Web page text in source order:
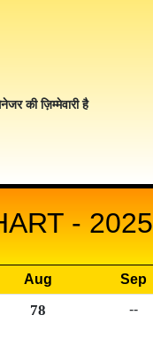
की ज़िम्मेवारी है
- 2025
Aug Sep
78 --